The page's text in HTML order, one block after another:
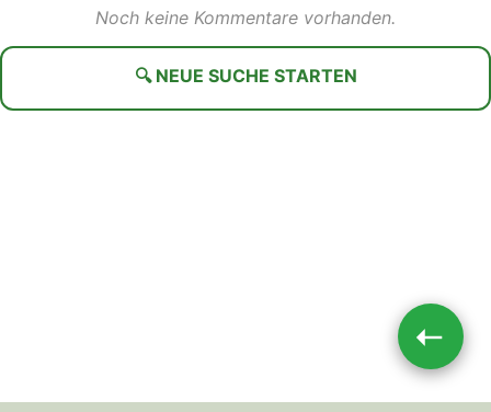
Noch keine Kommentare vorhanden.
🔍 NEUE SUCHE STARTEN
➝